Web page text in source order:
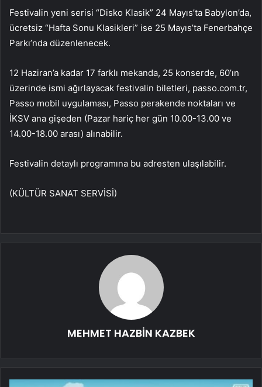
Festivalin yeni serisi “Disko Klasik” 24 Mayıs’ta Babylon’da,
ücretsiz “Hafta Sonu Klasikleri” ise 25 Mayıs’ta Fenerbahçe
Parkı’nda düzenlenecek.
12 Haziran’a kadar 17 farklı mekanda, 25 konserde, 60’ın
üzerinde ismi ağırlayacak festivalin biletleri, passo.com.tr,
Passo mobil uygulaması, Passo perakende noktaları ve
İKSV ana gişeden (Pazar hariç her gün 10.00-13.00 ve
14.00-18.00 arası) alınabilir.
Festivalin detaylı programına bu adresten ulaşılabilir.
(KÜLTÜR SANAT SERVİSİ)
MEHMET HAZBİN KAZBEK